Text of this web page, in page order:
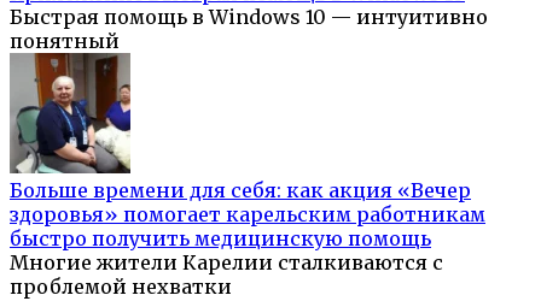
Быстрая помощь в Windows 10 — интуитивно
понятный
Больше времени для себя: как акция «Вечер
здоровья» помогает карельским работникам
быстро получить медицинскую помощь
Многие жители Карелии сталкиваются с
проблемой нехватки